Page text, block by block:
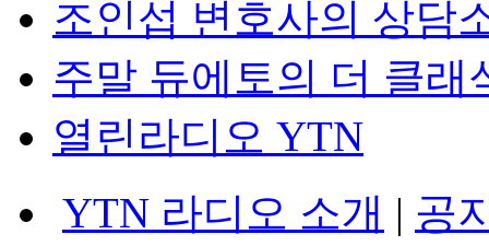
조인섭 변호사의 상담
주말 듀에토의 더 클래
열린라디오 YTN
YTN 라디오 소개 | 공